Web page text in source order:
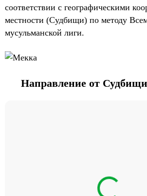
соответствии с географическими
местности (Судбищи) по методу
мусульманской лиги.
Направление от